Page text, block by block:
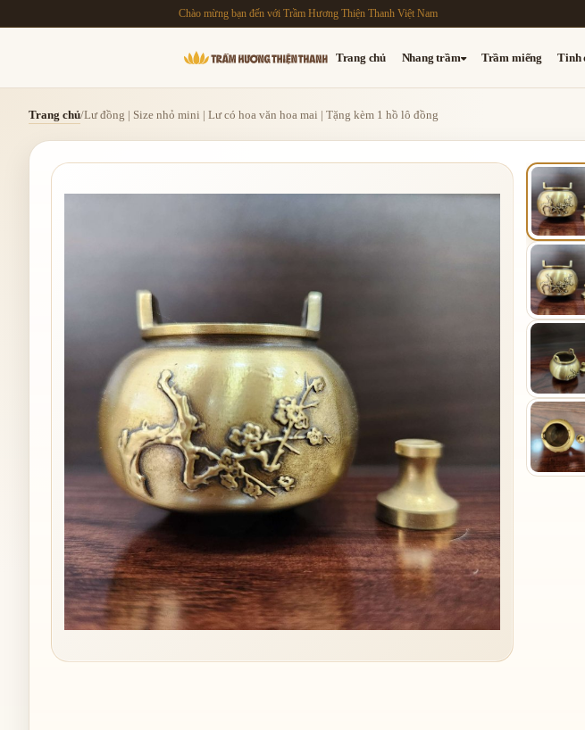
Chào mừng bạn đến với Trầm Hương Thiện Thanh Việt Nam
Trang chủ Nhang trầm Trầm miếng Tinh
Trang chủ/Lư đồng | Size nhỏ mini | Lư có hoa văn hoa mai | Tặng kèm 1 hồ lô đồng